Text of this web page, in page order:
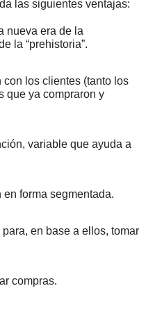
las siguientes ventajas:
nueva era de la
la “prehistoria”.
los clientes (tanto los
que ya compraron y
variable que ayuda a
forma segmentada.
en base a ellos, tomar
compras.